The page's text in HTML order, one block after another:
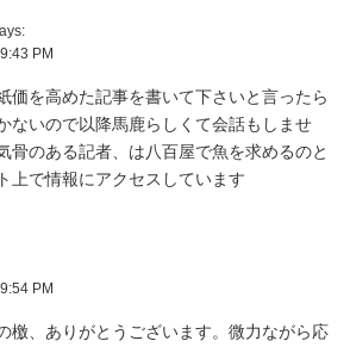
PM
価を高めた記事を書いて下さいと言ったら
ないので以降馬鹿らしくて会話もしませ
骨のある記者、は八百屋で魚を求めるのと
上で情報にアクセスしています
PM
檄、ありがとうございます。微力ながら応